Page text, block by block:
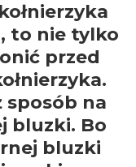
to nie tylko
przed
sposób na
bluzki. Bo
bluzki